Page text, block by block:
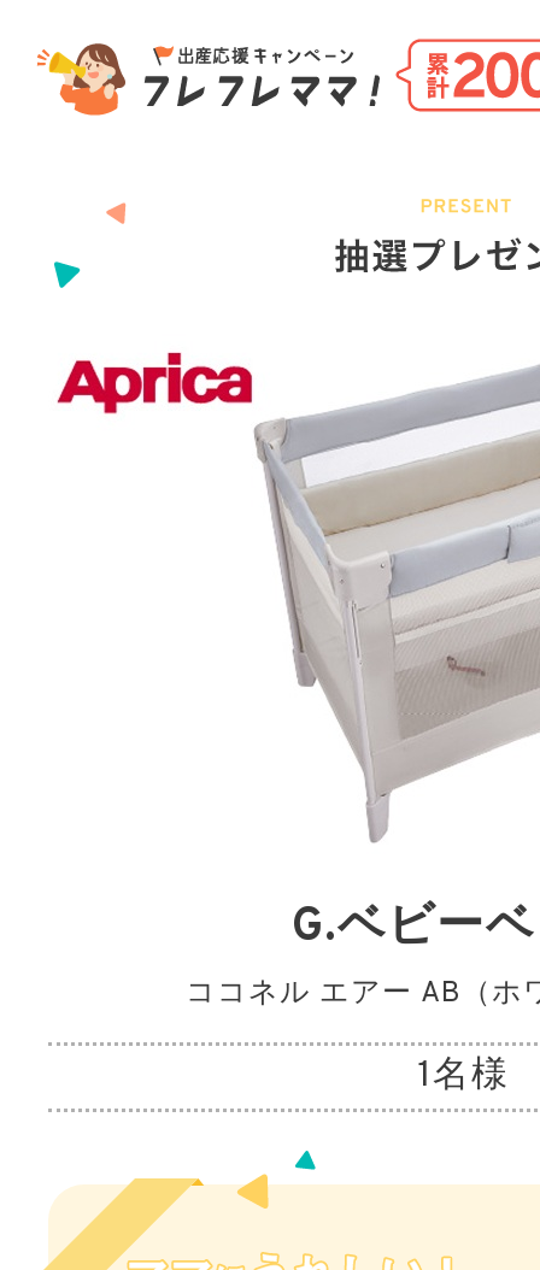
G.ベビー
ココネル エアー AB（ホ
1名様